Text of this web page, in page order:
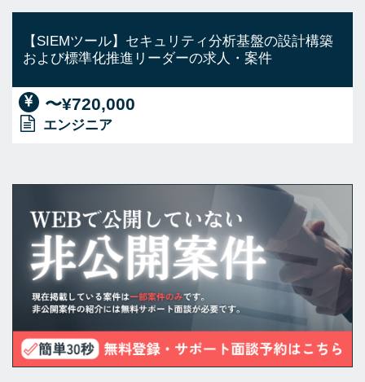
【SIEMツール】セキュリティ分析基盤の設計構築
および標準化推進リーダーの求人・案件
〜¥720,000
エンジニア